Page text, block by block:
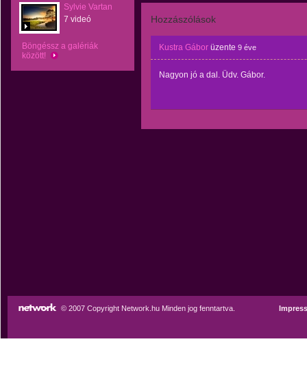
Sylvie Vartan
7 videó
Böngéssz a galériák
között!
Hozzászólások
Kustra Gábor üzente 9 éve
Nagyon jó a dal. Üdv. Gábor.
© 2007 Copyright Network.hu Minden jog fenntartva.